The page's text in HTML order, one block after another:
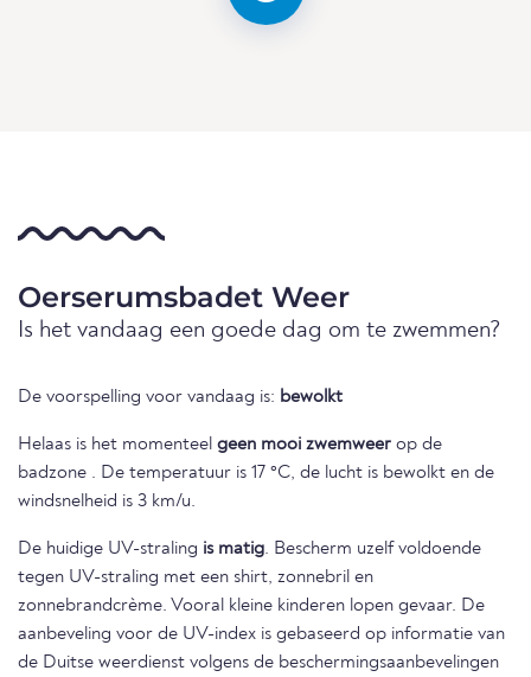
Oerserumsbadet Weer
Is het vandaag een goede dag om te zwemmen?
De voorspelling voor vandaag is: bewolkt
Helaas is het momenteel geen mooi zwemweer op de
badzone . De temperatuur is 17 °C, de lucht is bewolkt en de
windsnelheid is 3 km/u.
De huidige UV-straling is matig. Bescherm uzelf voldoende
tegen UV-straling met een shirt, zonnebril en
zonnebrandcrème. Vooral kleine kinderen lopen gevaar. De
aanbeveling voor de UV-index is gebaseerd op informatie van
de Duitse weerdienst volgens de beschermingsaanbevelingen